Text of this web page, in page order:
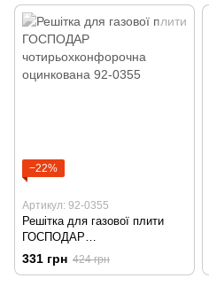
−22%
Артикул: 92-0355
Решітка для газової плити
ГОСПОДАР
чотирьохконфорочна
оцинкована 92-0355
331 грн 424 грн